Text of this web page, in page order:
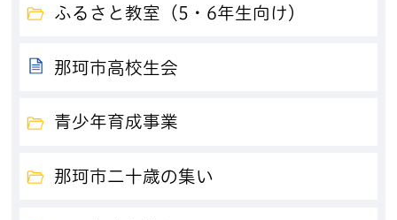
ふるさと教室（5・6年生向け）
那珂市高校生会
青少年育成事業
那珂市二十歳の集い